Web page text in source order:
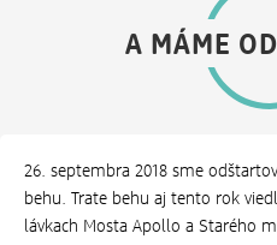
A MÁME
26. septembra 2018 sme
behu. Trate behu aj tento rok
lávkach Mosta Apollo a Starého